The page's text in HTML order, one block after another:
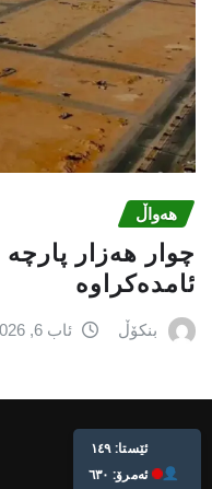
هەواڵ
چوار هەزار
ئامدەکراوە
بنکۆڵ ئاب 6, 2026
ئێستا: ١٤٩
ئه‌مرۆ: ٦٣٠